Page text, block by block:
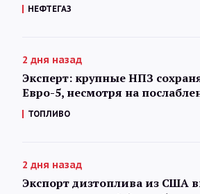
НЕФТЕГАЗ
2 дня назад
Эксперт: крупные НПЗ
Евро-5, несмотря на
ТОПЛИВО
2 дня назад
Экспорт дизтоплива из США